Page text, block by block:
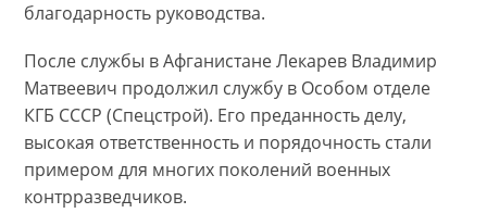
благодарность руководства.
После службы в Афганистане Лекарев Владимир
Матвеевич продолжил службу в Особом отделе
КГБ СССР (Спецстрой). Его преданность делу,
высокая ответственность и порядочность стали
примером для многих поколений военных
контрразведчиков.